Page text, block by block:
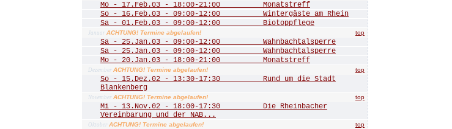
Mo - 17.Feb.03 - 18:00-21:00 Monatstreff
So - 16.Feb.03 - 09:00-12:00 Wintergäste am Rhein
Sa - 01.Feb.03 - 09:00-12:00 Biotoppflege
Januar ACHTUNG! Termine abgelaufen! top
Sa - 25.Jan.03 - 09:00-12:00 Wahnbachtalsperre
Sa - 25.Jan.03 - 09:00-12:00 Wahnbachtalsperre
Mo - 20.Jan.03 - 18:00-21:00 Monatstreff
Dezember ACHTUNG! Termine abgelaufen! top
So - 15.Dez.02 - 13:30-17:30 Rund um die Stadt
Blankenberg
November ACHTUNG! Termine abgelaufen! top
Mi - 13.Nov.02 - 18:00-17:30 Die Rheinbacher
Vereinbarung und der NAB...
Oktober ACHTUNG! Termine abgelaufen! top